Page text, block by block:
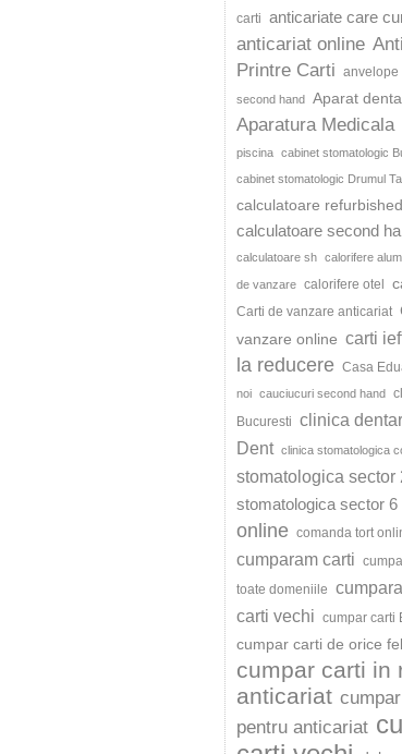
carti anticariate care
anticariat online
Printre Carti anvelope
second hand Aparat
Aparatura Medicala
piscina cabinet stomatologic
cabinet stomatologic Drumul
calculatoare refurbished
calculatoare second
calculatoare sh calorifere
de vanzare calorifere otel
Carti de vanzare anticariat
vanzare online carti
la reducere Casa
noi cauciucuri second hand
Bucuresti clinica
Dent clinica stomatologica
stomatologica sector
stomatologica sector 6
online comanda tort
cumparam carti
toate domeniile
carti vechi cumpar carti
cumpar carti de orice fel
cumpar carti in
anticariat
pentru anticariat